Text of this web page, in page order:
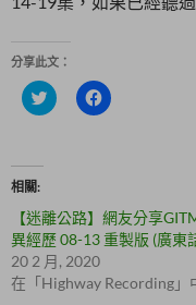
分享此文：
分
享
e
r
(
在
新
視
窗
按
一
a
c
e
b
o
k
相關
【迷離公路】網友分享
異經歷 08-13 重製版 (廣東
20 2 月, 2020
在「Highway Recording」